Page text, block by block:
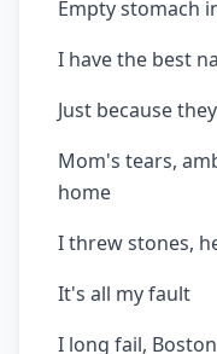
Empty stomach
I have the best
Just because
Mom's tears,
home
I threw stones,
It's all my fault
I long fail,